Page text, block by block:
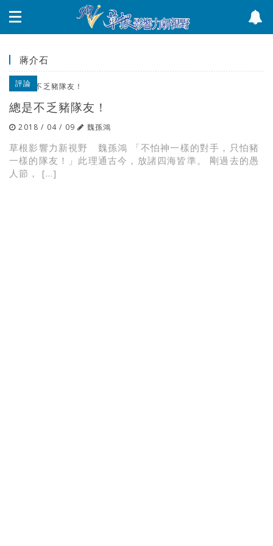
蔣介石
評論
總是不乏豬隊友！
2018 / 04 / 09 魏孫鴻
草根影響力新視野 魏孫鴻 「不怕神一樣的對手，只怕豬
一樣的隊友！」此理通古今，放諸四海皆準。 剛過去的愚
人節， […]